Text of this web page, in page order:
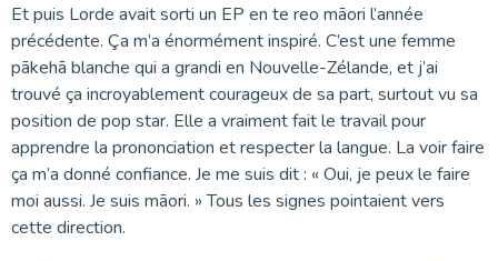
Et puis Lorde avait sorti un EP en te reo māori l’année
précédente. Ça m’a énormément inspiré. C’est une femme
pākehā blanche qui a grandi en Nouvelle-Zélande, et j’ai
trouvé ça incroyablement courageux de sa part, surtout vu sa
position de pop star. Elle a vraiment fait le travail pour
apprendre la prononciation et respecter la langue. La voir faire
ça m’a donné confiance. Je me suis dit : « Oui, je peux le faire
moi aussi. Je suis māori. » Tous les signes pointaient vers
cette direction.